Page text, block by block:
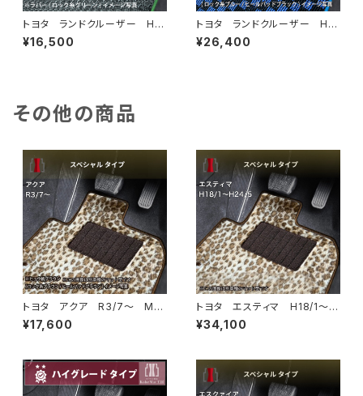
トヨタ ランドクルーザー H1
9/9〜R3/8 200系 8人乗
フロアマット一式 カーマット
¥16,500
トヨタ ランドクルーザー H1
9/9〜R3/8 200系 8人乗
フロアマット一式 カーマット
¥26,400
その他の商品
トヨタ アクア R3/7〜 MX
PK系 フロアマット一式 カー
マット スペシャルタイプ
¥17,600
トヨタ エスティマ H18/1〜H
24/5（前期） 50系 フロアマ
ット一式 カーマット スペシャ
¥34,100